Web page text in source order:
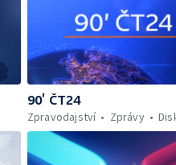
90’ ČT24
Zpravodajství
Zprávy